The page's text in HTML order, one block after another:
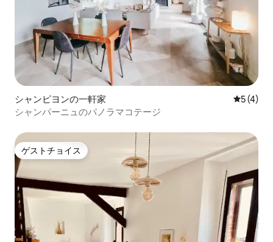
シャンピヨンの一軒家 レビュー
5 (4)
シャンパーニュのパノラマコテージ
ゲストチョイス
ゲストチョイス